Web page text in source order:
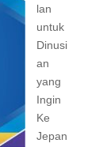
lan
untuk
Dinusi
an
yang
Ingin
Ke
Jepan